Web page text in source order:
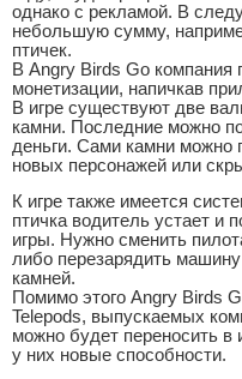
однако с рекламой. В
небольшую сумму,
птичек.
В Angry Birds Go
монетизации, напичкав
В игре существуют две
камни. Последние можно
деньги. Сами камни можно
новых персонажей или
К игре также имеется
птичка водитель устает и
игры. Нужно сменить
либо перезарядить
камней.
Помимо этого Angry Birds
Telepods, выпускаемых
можно будет переносить в
у них новые способности.